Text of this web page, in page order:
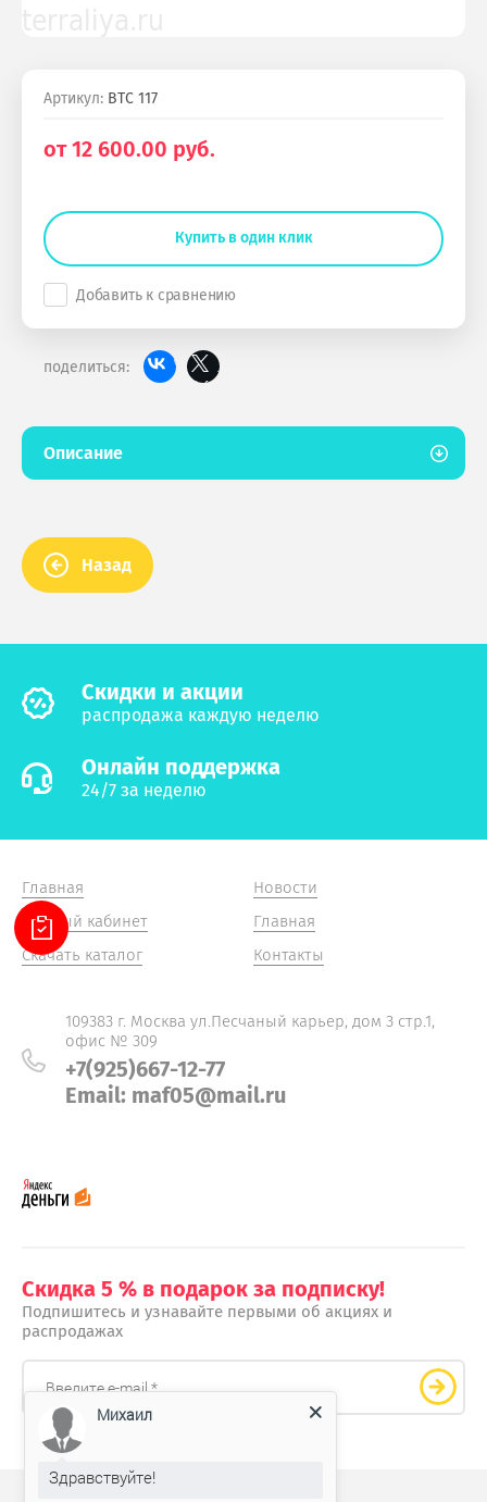
Артикул: ВТС 117
от12 600.00 руб.
Купить в один клик
Добавить к сравнению
поделиться:
Описание
Назад
Cкидки и акции
распродажа каждую неделю
Онлайн поддержка
24/7 за неделю
Главная
Личный кабинет
Скачать каталог
Новости
Главная
Контакты
109383 г. Москва ул.Песчаный карьер, дом 3 стр.1,
офис № 309
+7(925)667-12-77
Email: maf05@mail.ru
Скидка 5 % в подарок за подписку!
Подпишитесь и узнавайте первыми об акциях и
распродажах
Михаил
Здравствуйте!